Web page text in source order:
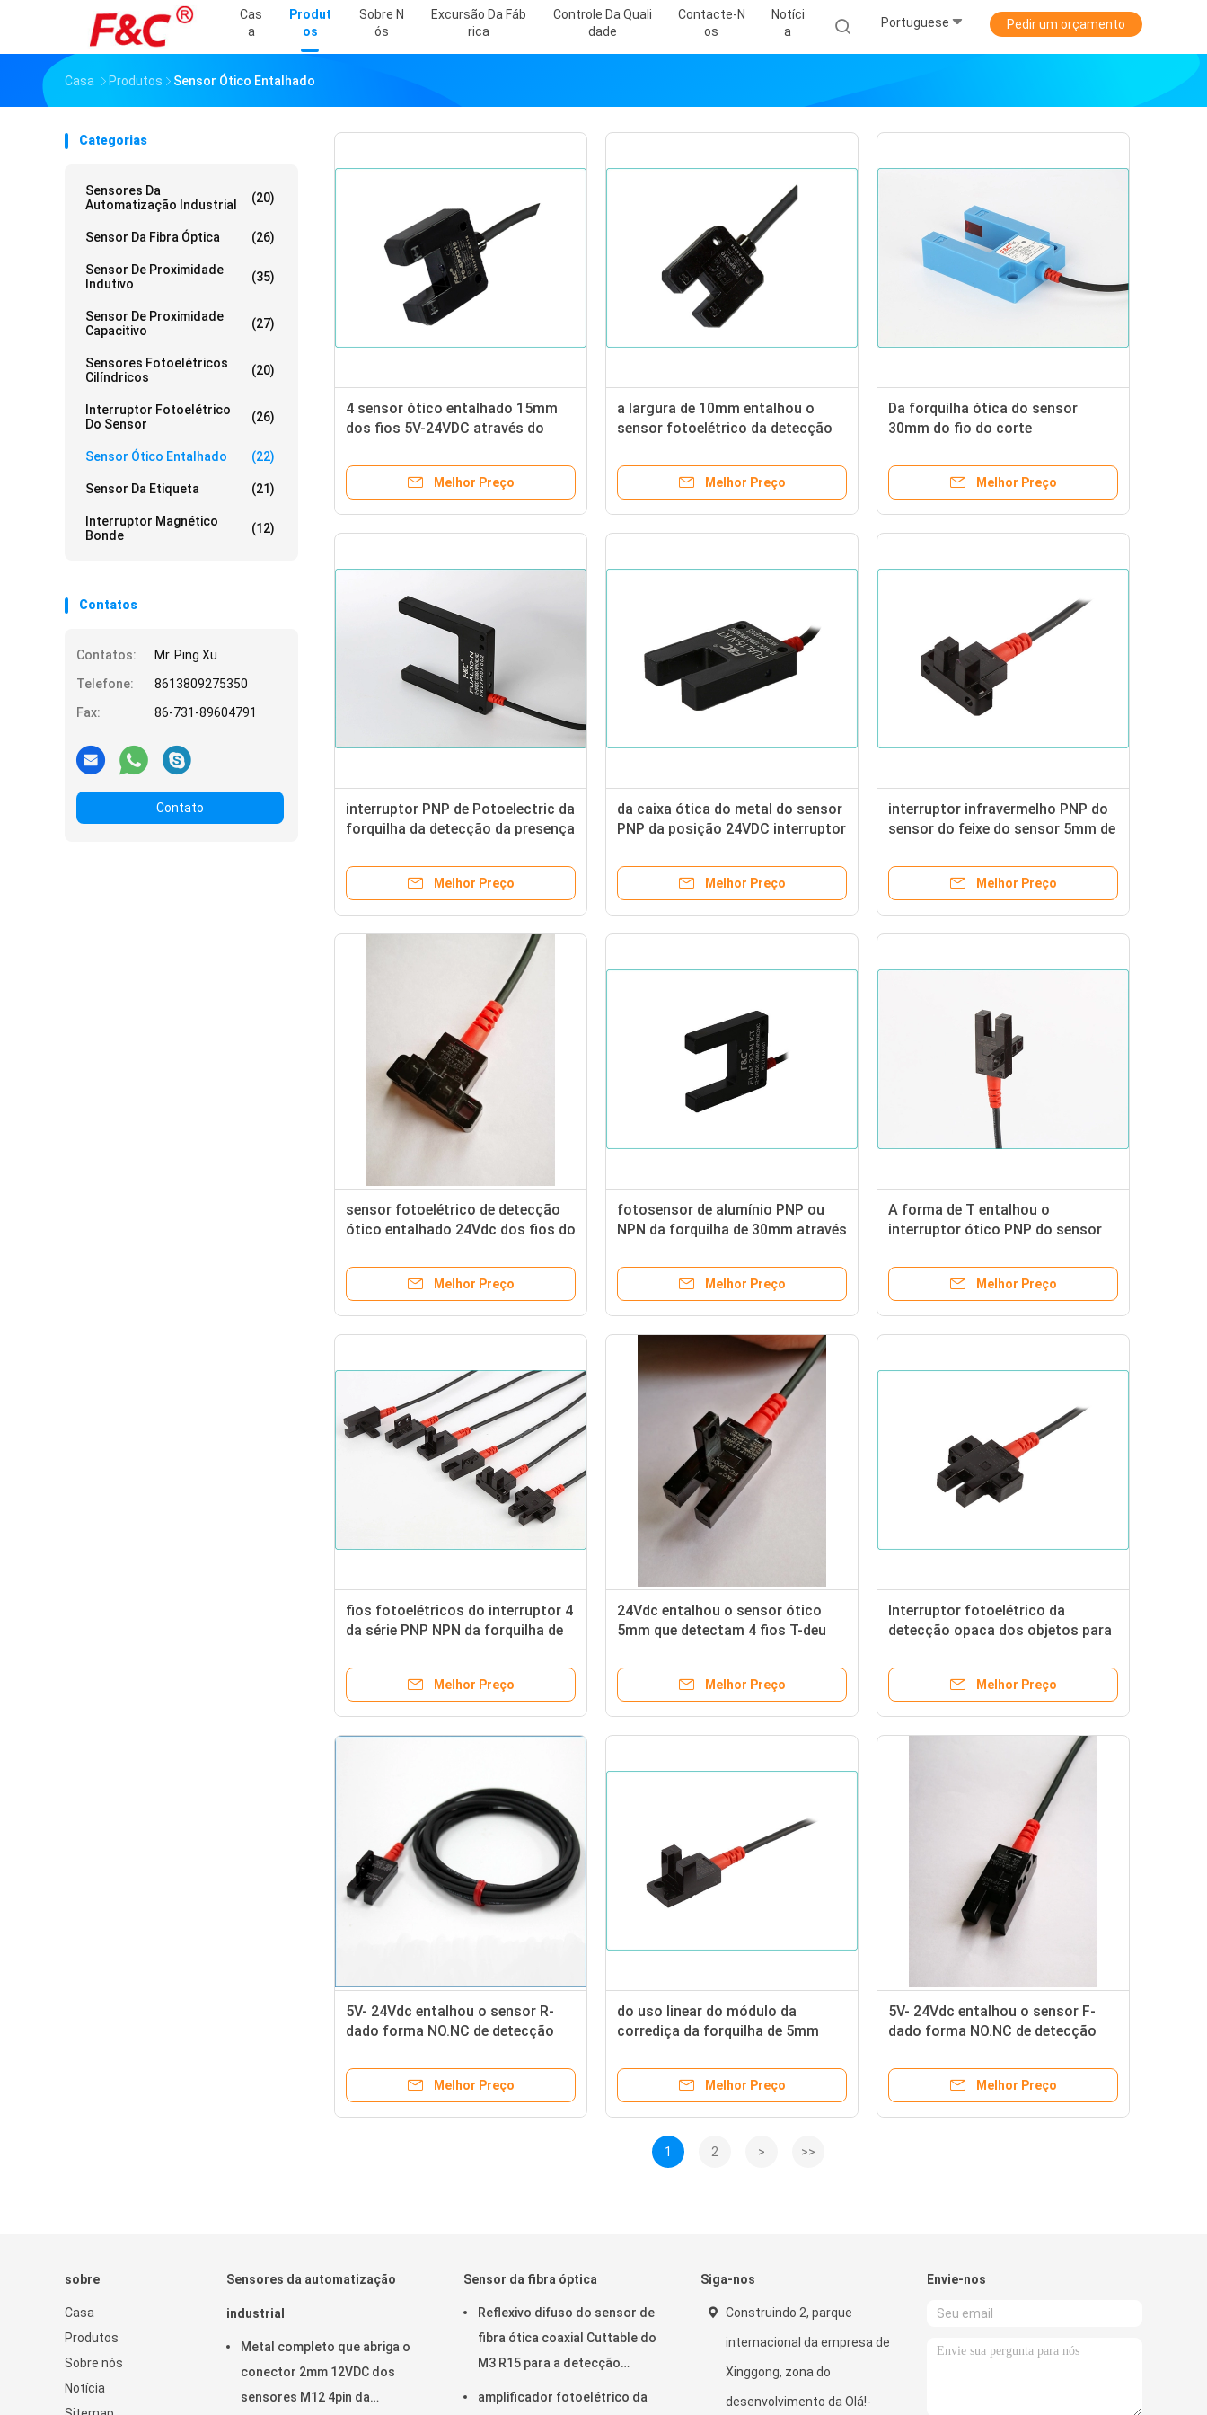
Cas
A
Produt
Os
Sobre N
Ós
Excursão Da Fáb
Rica
Controle Da Quali
Dade
Contacte-N
Os
Notíci
A
Portuguese Pedir um orçamento
Casa Produtos Sensor Ótico Entalhado
Categorias
Sensores Da
Automatização Industrial
(20)
Sensor Da Fibra Óptica (26)
Sensor De Proximidade
Indutivo
(35)
Sensor De Proximidade
Capacitivo
(27)
Sensores Fotoelétricos
Cilíndricos
(20)
Interruptor Fotoelétrico
Do Sensor
(26)
Sensor Ótico Entalhado (22)
Sensor Da Etiqueta (21)
Interruptor Magnético
Bonde
(12)
Contatos
Contatos:
Mr. Ping Xu
Telefone:
8613809275350
Fax:
86-731-89604791
Contato
4 sensor ótico entalhado 15mm
dos fios 5V-24VDC através do
Melhor Preço
a largura de 10mm entalhou o
sensor fotoelétrico da detecção
ótico
Melhor Preço
Da forquilha ótica do sensor
30mm do fio do corte
fotoelétrico entalhado
Melhor Preço
interruptor PNP de Potoelectric da
forquilha da detecção da presença
NENHUM
Melhor Preço
da caixa ótica do metal do sensor
PNP da posição 24VDC interruptor
Melhor Preço
interruptor infravermelho PNP do
sensor do feixe do sensor 5mm de
12V 24V 4-Wire
Melhor Preço
sensor fotoelétrico de detecção
ótico entalhado 24Vdc dos fios do
Melhor Preço
fotosensor de alumínio PNP ou
NPN da forquilha de 30mm através
Melhor Preço
A forma de T entalhou o
interruptor ótico PNP do sensor
do NC 4
Melhor Preço
fios fotoelétricos do interruptor 4
da série PNP NPN da forquilha de
Melhor Preço
24Vdc entalhou o sensor ótico
5mm que detectam 4 fios T-deu
Melhor Preço
Interruptor fotoelétrico da
detecção opaca dos objetos para
Melhor Preço
5V- 24Vdc entalhou o sensor R-
dado forma NO.NC de detecção
Photomicro
Melhor Preço
do uso linear do módulo da
corrediça da forquilha de 5mm
NENHUM NC 12VDC
Melhor Preço
5V- 24Vdc entalhou o sensor F-
dado forma NO.NC de detecção
Photomicro
Melhor Preço
1 2 > >>
sobre
Casa
Produtos
Sobre nós
Notícia
Sensores da automatização
industrial
Metal completo que abriga o
conector 2mm 12VDC dos
sensores M12 4pin da
Sensor da fibra óptica
Reflexivo difuso do sensor de
fibra ótica coaxial Cuttable do
M3 R15 para a detecção
amplificador fotoelétrico da
Siga-nos
Construindo 2, parque
internacional da empresa de
Xinggong, zona do
desenvolvimento da Olá!-
Envie-nos